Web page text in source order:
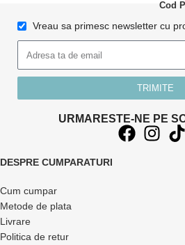
Cod
Vreau sa primesc newsletter cu
TRIMITE
URMARESTE-NE PE
DESPRE CUMPARATURI
Cum cumpar
Metode de plata
Livrare
Politica de retur